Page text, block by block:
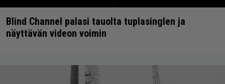
Blind Channel palasi tauolta tuplasinglen ja
näyttävän videon voimin